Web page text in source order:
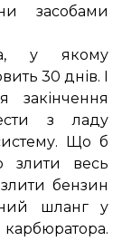
засобами
у якому
30 днів. І
закінчення
з ладу
Що б
злити весь
бензин
шланг у